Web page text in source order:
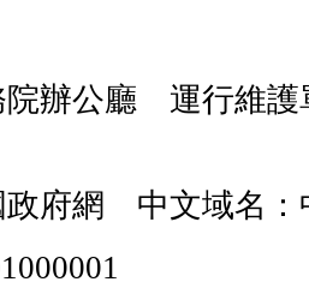
院辦公廳 運行維護
政府網 中文域名：